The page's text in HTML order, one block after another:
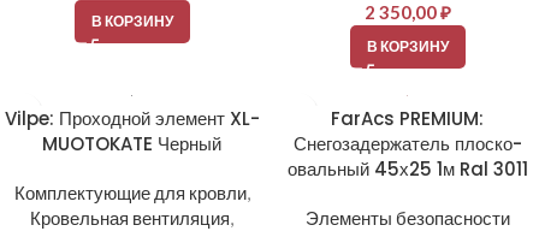
В КОРЗИНУ 2 350,00₽
В КОРЗИНУ
Vilpe: Проходной элемент XL-
MUOTOKATE Черный
Комплектующие для кровли,
Кровельная вентиляция,
FarAcs PREMIUM:
Снегозадержатель плоско-
овальный 45х25 1м Ral 3011
Элементы безопасности